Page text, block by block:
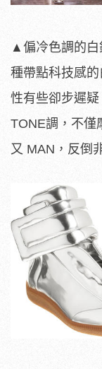
▲偏冷色調的白
種帶點科技感
性有些卻步遲
TONE調，不僅
又 MAN，反倒